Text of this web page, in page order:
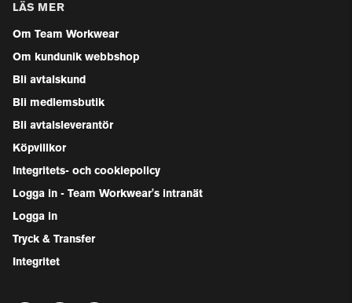
LÄS MER
Om Team Workwear
Om kundunik webbshop
Bli avtalskund
Bli medlemsbutik
Bli avtalsleverantör
Köpvillkor
Integritets- och cookiepolicy
Logga in - Team Workwear's intranät
Logga in
Tryck & Transfer
Integritet